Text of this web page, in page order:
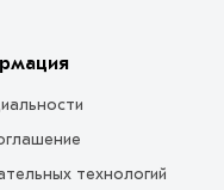
технологий